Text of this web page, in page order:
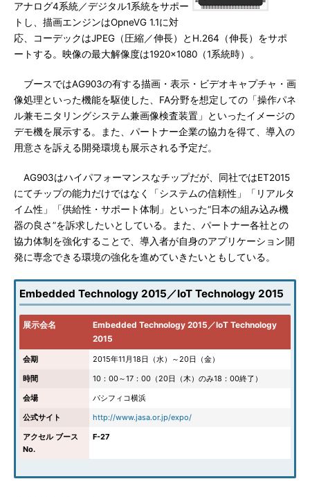
アナログ4系統／デジタル1系統をサポー
トし、描画エンジンはOpneVG 1.1に対
応、コーデックはJPEG（圧縮／伸長）とH.264（伸長）をサポ
ートする。映像の最大解像度は1920×1080（1系統時）。
ブースではAG903の有する描画・表示・ビデオキャプチャ・画
像処理といった機能を駆使した、FA分野を想定しての「操作パネ
ル兼モニタリングシステム兼画像検査装置」といったイメージの
デモ機を展示する。また、パートナー企業の協力を得て、導入の
用意さを訴える開発環境も展示される予定だ。
AG903はハイパフォーマンスなチップだが、同社ではET2015
にてチップの能力だけではなく「システムの信頼性」「リアルタ
イム性」「供給性・サポート体制」といった“日本の組み込み機
器の良さ”を訴求したいとしている。また、パートナー各社との
協力体制を強化することで、導入者が自身のアプリケーション開
発に専念できる環境の強化を進めていきたいともしている。
Embedded Technology 2015／IoT Technology 2015
展示会名
Embedded Technology 2015／IoT Technology
2015
会期
2015年11月18日（水）～20日（金）
時間
10：00～17：00（20日（木）のみ18：00終了）
会場
パシフィコ横浜
公式サイト
http://www.jasa.or.jp/expo/
アクセル ブース
No.
F-27